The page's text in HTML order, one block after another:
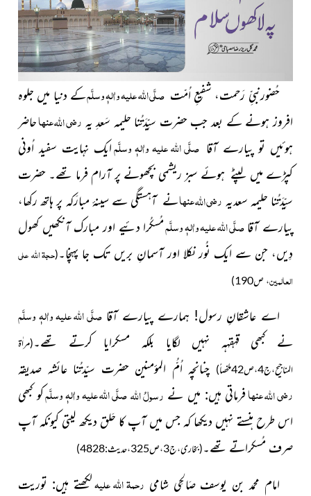
حُضورنبیِّ رَحمت، شفیعِ اُمّتصلَّی اللہ علیہ واٰلہٖ وسلَّمکے دنیا میں جلوہ
افروز ہونے کے بعد جبحضرت سیِّدَتُنا حلیمہ سَعدِ یہ رضیاللہعنہاحاضر
ہوئیں تو پیارے آقا صلَّی اللہ علیہ واٰلہٖ وسلَّمایک نہایت سفید اُونی
کپڑے میں لپٹے ہوئے سبز ریشمی بچھونے پر آرام فرما تھے۔ حضرت
سیِّدَتُنا حلیمہ سعدیہ رضیاللہعنہانے آہستگی سے سینۂ مبارَکہ پر ہاتھ رکھا،
پیارے آقاصلَّی اللہ علیہ واٰلہٖ وسلَّممُسکُرا دئیے اور مبارک آنکھیں کھول
دِیں، جن سے ایک نُور نکلا اور آسمانِ بریں تک جا پہنچا۔(حجۃ اللہ علی
العالمین، ص190)
اے عاشقانِ رسول! ہمارے پیارے آقاصلَّی اللہ علیہ واٰلہٖ وسلَّم
نے کبھی قہقہہ نہیں لگایا بلکہ مسکرایا کرتے تھے۔(مراٰۃ
المناجیح،ج4،ص42ملخصاً)
چنانچہ اُمُّ المؤمنین حضرت سیّدتُنا عائشہ صدیقہ
رضیاللہعنہافرماتی ہیں: میں نے رسولُاللہصلَّی اللہ علیہ واٰلہٖ وسلَّمکو کبھی
اس طرح ہنستے نہیں دیکھا کہ جس میں آپ کا حَلق دیکھ لیتی کیونکہ آپ
صرف مُسکراتے تھے۔(بخاری،ج3،ص325،حدیث:4828)
امام محمد بن یوسف صَالِحِی شامی رحمۃ اللہ علیہلکھتے ہیں: توریت